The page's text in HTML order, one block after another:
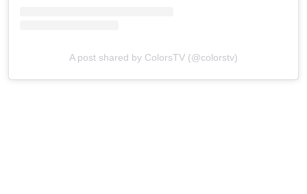
A post shared by ColorsTV (@colorstv)